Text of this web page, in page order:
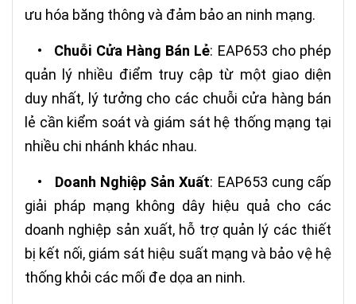
ưu hóa băng thông và đảm bảo an ninh mạng.
• Chuỗi Cửa Hàng Bán Lẻ: EAP653 cho phép
quản lý nhiều điểm truy cập từ một giao diện
duy nhất, lý tưởng cho các chuỗi cửa hàng bán
lẻ cần kiểm soát và giám sát hệ thống mạng tại
nhiều chi nhánh khác nhau.
• Doanh Nghiệp Sản Xuất: EAP653 cung cấp
giải pháp mạng không dây hiệu quả cho các
doanh nghiệp sản xuất, hỗ trợ quản lý các thiết
bị kết nối, giám sát hiệu suất mạng và bảo vệ hệ
thống khỏi các mối đe dọa an ninh.